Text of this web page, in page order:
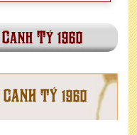
Tý 1960
TÝ 1960